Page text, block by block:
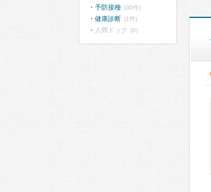
予防接種 (30件)
健康診断 (1件)
人間ドック (0)